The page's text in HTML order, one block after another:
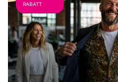
RABATT